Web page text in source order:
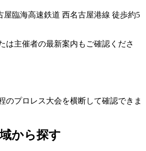
屋臨海高速鉄道 西名古屋港線 徒歩約5
は主催者の最新案内もご確認くださ
のプロレス大会を横断して確認できま
から探す